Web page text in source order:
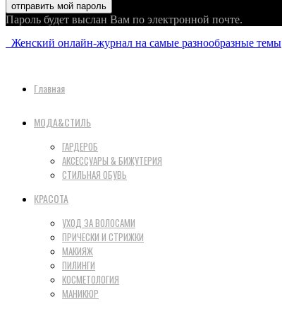
Пароль будет выслан Вам по электронной почте.
Женский онлайн-журнал на самые разнообразные темы
Главная
МОДА&СТИЛЬ
ГАРДЕРОБ
АКСЕССУАРЫ & БИЖУТЕРИЯ
СТИЛЬНАЯ ОБУВЬ
КРАСОТА
УХОД ЗА ВОЛОСАМИ
ПРИЧЕСКИ И СТРИЖКИ
МАКИЯЖ
ПИЛИНГИ
КОСМЕТОЛОГИЯ
МАНИКЮР